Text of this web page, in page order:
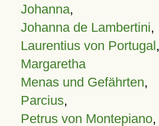
Johanna,
Johanna de Lambertini,
Laurentius von Portugal,
Margaretha
Menas und Gefährten,
Parcius,
Petrus von Montepiano,